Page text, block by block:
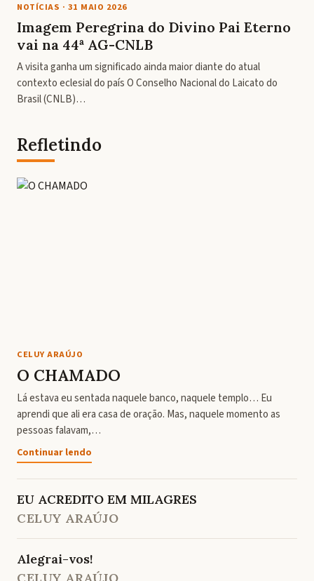
NOTÍCIAS · 31 MAIO 2026
Imagem Peregrina do Divino Pai Eterno
vai na 44ª AG-CNLB
A visita ganha um significado ainda maior diante do atual
contexto eclesial do país O Conselho Nacional do Laicato do
Brasil (CNLB)…
Refletindo
CELUY ARAÚJO
O CHAMADO
Lá estava eu sentada naquele banco, naquele templo… Eu
aprendi que ali era casa de oração. Mas, naquele momento as
pessoas falavam,…
Continuar lendo
EU ACREDITO EM MILAGRES
CELUY ARAÚJO
Alegrai-vos!